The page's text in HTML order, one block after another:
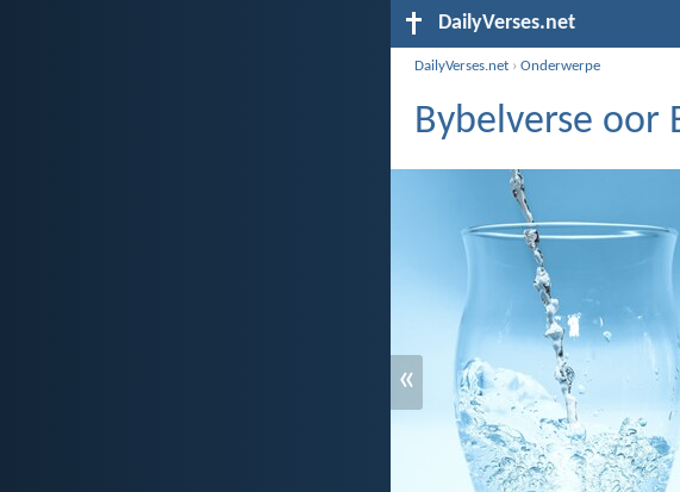
DailyVerses.net
DailyVerses.net ›Onderwerpe
Bybelverse oor
«